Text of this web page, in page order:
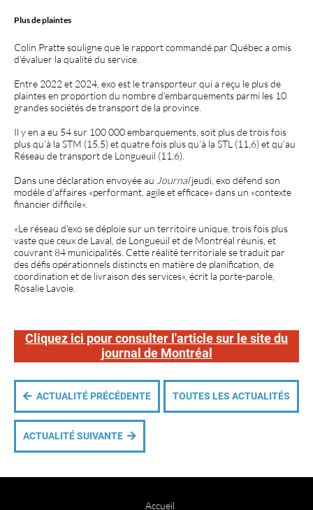
Plus de plaintes
Colin Pratte souligne que le rapport commandé par Québec a omis
d'évaluer la qualité du service.
Entre 2022 et 2024, exo est le transporteur qui a reçu le plus de
plaintes en proportion du nombre d’embarquements parmi les 10
grandes sociétés de transport de la province.
Il y en a eu 54 sur 100 000 embarquements, soit plus de trois fois
plus qu’à la STM (15,5) et quatre fois plus qu’à la STL (11,6) et qu’au
Réseau de transport de Longueuil (11,6).
Dans une déclaration envoyée au Journaljeudi, exo défend son
modèle d'affaires «performant, agile et efficace» dans un «contexte
financier difficile».
«Le réseau d’exo se déploie sur un territoire unique, trois fois plus
vaste que ceux de Laval, de Longueuil et de Montréal réunis, et
couvrant 84 municipalités. Cette réalité territoriale se traduit par
des défis opérationnels distincts en matière de planification, de
coordination et de livraison des services», écrit la porte-parole,
Rosalie Lavoie.
Cliquez ici pour consulter l'article sur le site du
journal de Montréal
ACTUALITÉ PRÉCÉDENTE TOUTES LES ACTUALITÉS
ACTUALITÉ SUIVANTE
Accueil